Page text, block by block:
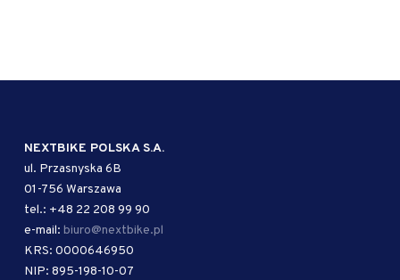
NEXTBIKE POLSKA S.A.
ul. Przasnyska 6B
01-756 Warszawa
tel.: +48 22 208 99 90
e-mail: biuro@nextbike.pl
KRS: 0000646950
NIP: 895-198-10-07